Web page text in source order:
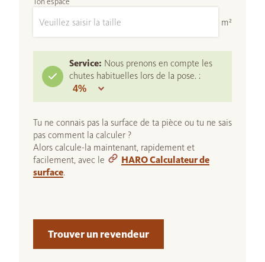
m²
Service: Nous prenons en compte les
chutes habituelles lors de la pose. :
Tu ne connais pas la surface de ta pièce ou tu ne sais
pas comment la calculer ?
Alors calcule-la maintenant, rapidement et
facilement, avec le
HARO Calculateur de
surface.
Trouver un revendeur